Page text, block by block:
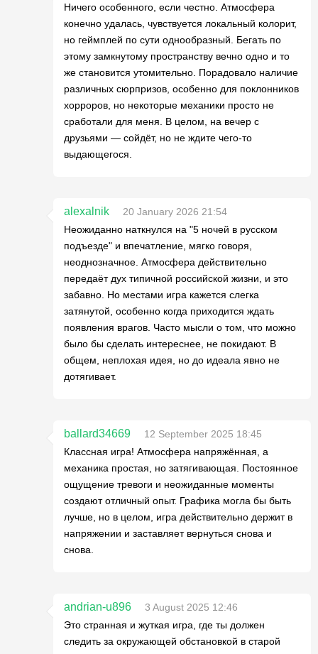
Ничего особенного, если честно. Атмосфера
конечно удалась, чувствуется локальный колорит,
но геймплей по сути однообразный. Бегать по
этому замкнутому пространству вечно одно и то
же становится утомительно. Порадовало наличие
различных сюрпризов, особенно для поклонников
хорроров, но некоторые механики просто не
сработали для меня. В целом, на вечер с
друзьями — сойдёт, но не ждите чего-то
выдающегося.
alexalnik
20 January 2026 21:54
Неожиданно наткнулся на "5 ночей в русском
подъезде" и впечатление, мягко говоря,
неоднозначное. Атмосфера действительно
передаёт дух типичной российской жизни, и это
забавно. Но местами игра кажется слегка
затянутой, особенно когда приходится ждать
появления врагов. Часто мысли о том, что можно
было бы сделать интереснее, не покидают. В
общем, неплохая идея, но до идеала явно не
дотягивает.
ballard34669
12 September 2025 18:45
Классная игра! Атмосфера напряжённая, а
механика простая, но затягивающая. Постоянное
ощущение тревоги и неожиданные моменты
создают отличный опыт. Графика могла бы быть
лучше, но в целом, игра действительно держит в
напряжении и заставляет вернуться снова и
снова.
andrian-u896
3 August 2025 12:46
Это странная и жуткая игра, где ты должен
следить за окружающей обстановкой в старой